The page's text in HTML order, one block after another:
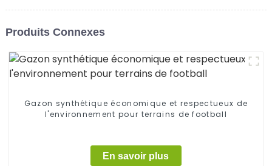
Produits Connexes
Gazon synthétique économique et respectueux de
l'environnement pour terrains de football
En savoir plus